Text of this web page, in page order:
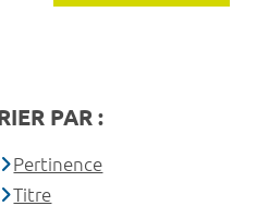
PAR :
Pertinence
Titre